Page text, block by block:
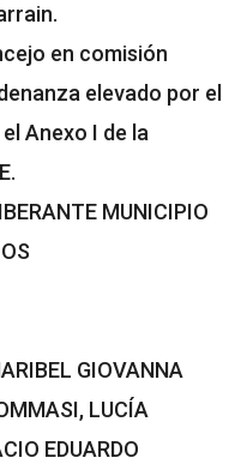
en comisión
elevado por el
Anexo I de la
MUNICIPIO
GIOVANNA
LUCÍA
EDUARDO